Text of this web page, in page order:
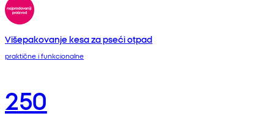
Višepakovanje kesa za pseći otpad
praktične i funkcionalne
250